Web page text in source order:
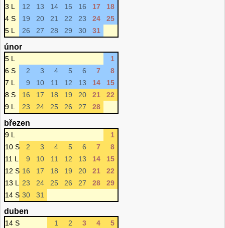
3 L
12 13 14 15 16 17
18
4 S
19 20 21 22 23 24
25
5 L
26 27 28 29 30 31
únor
5 L
1
6 S
2 3 4 5 6 7
8
7 L
9 10 11 12 13 14
15
8 S
16 17 18 19 20 21
22
9 L
23 24 25 26 27 28
březen
9 L
1
10 S
2 3 4 5 6 7
8
11 L
9 10 11 12 13 14
15
12 S 16 17 18 19 20 21
22
13 L
23 24 25 26 27 28
29
14 S 30 31
duben
14 S 1 2 3 4
5